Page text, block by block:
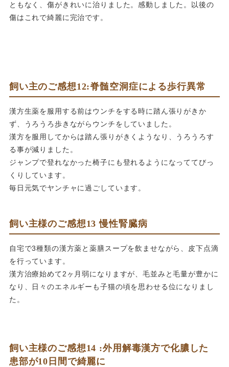
ともなく、傷がきれいに治りました。感動しました。以後の
傷はこれで綺麗に完治です。
飼い主のご感想12:脊髄空洞症による歩行異常
漢方生薬を服用する前はウンチをする時に踏ん張りがきか
ず、うろうろ歩きながらウンチをしていました。
漢方を服用してからは踏ん張りがきくようなり、うろうろす
る事が減りました。
ジャンプで登れなかった椅子にも登れるようになっててびっ
くりしています。
毎日元気でヤンチャに過ごしています。
飼い主様のご感想13 慢性腎臓病
自宅で3種類の漢方薬と薬膳スープを飲ませながら、皮下点滴
を行っています。
漢方治療始めて2ヶ月弱になりますが、毛並みと毛量が豊かに
なり、日々のエネルギーも子猫の頃を思わせる位になりまし
た。
飼い主様のご感想14 :外用解毒漢方で化膿した
患部が10日間で綺麗に